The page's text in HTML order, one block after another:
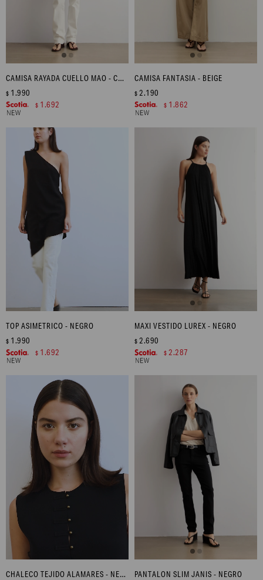
CAMISA RAYADA CUELLO MAO - COBALTO
$ 1.990
$ 1.692
CAMISA FANTASIA - BEIGE
$ 2.190
$ 1.862
TOP ASIMETRICO - NEGRO
$ 1.990
$ 1.692
MAXI VESTIDO LUREX - NEGRO
$ 2.690
$ 2.287
CHALECO TEJIDO ALAMARES - NEGRO PANTALON SLIM JANIS - NEGRO